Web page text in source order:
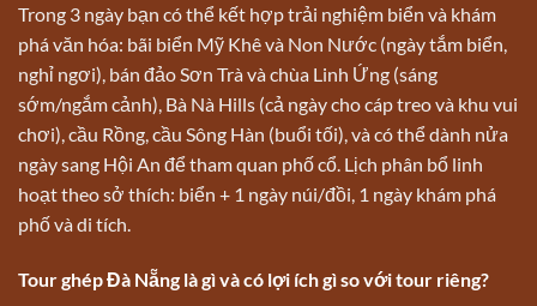
Trong 3 ngày bạn có thể kết hợp trải nghiệm biển và khám
phá văn hóa: bãi biển Mỹ Khê và Non Nước (ngày tắm biển,
nghỉ ngơi), bán đảo Sơn Trà và chùa Linh Ứng (sáng
sớm/ngắm cảnh), Bà Nà Hills (cả ngày cho cáp treo và khu vui
chơi), cầu Rồng, cầu Sông Hàn (buổi tối), và có thể dành nửa
ngày sang Hội An để tham quan phố cổ. Lịch phân bổ linh
hoạt theo sở thích: biển + 1 ngày núi/đồi, 1 ngày khám phá
phố và di tích.
Tour ghép Đà Nẵng là gì và có lợi ích gì so với tour riêng?